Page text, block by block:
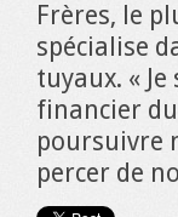
Frères, le
spécialise
tuyaux. «
financier
poursuivre
percer de